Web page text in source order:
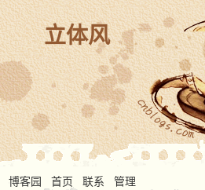
立体风
博客园 首页 联系 管理